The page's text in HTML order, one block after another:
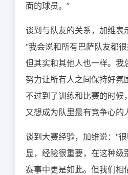
面的球员。”
谈到与队友的关系，加维表
“我会说和所有巴萨队友都很
但其实和其他人也一样。我
努力让所有人之间保持好氛
不过到了训练和比赛的时候
又想成为队里最有竞争心的
谈到大赛经验，加维说：“很
显，经验很重要，在这种级
赛事中更是如此。但我们相